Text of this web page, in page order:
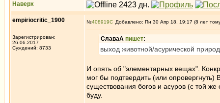
Наверх
empiriocritic_1900
Зарегистрирован:
26.06.2017
Суждений: 8733
№408919 Добавлено: Пн 30 Апр 18, 19:17 (8 лет
СлаваА пишет:
выход животной/асурической
И опять об "элементарных вещах".
мог бы подтвердить (или
существования богов и асуров (с той
буду.